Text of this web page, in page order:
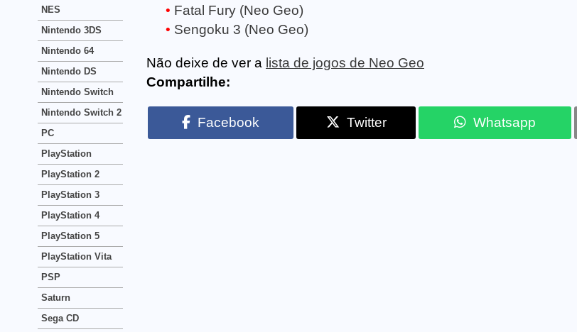
Fatal Fury (Neo Geo)
Sengoku 3 (Neo Geo)
Não deixe de ver a lista de jogos de Neo Geo
Compartilhe:
Facebook Twitter Whatsapp
NES
Nintendo 3DS
Nintendo 64
Nintendo DS
Nintendo Switch
Nintendo Switch 2
PC
PlayStation
PlayStation 2
PlayStation 3
PlayStation 4
PlayStation 5
PlayStation Vita
PSP
Saturn
Sega CD